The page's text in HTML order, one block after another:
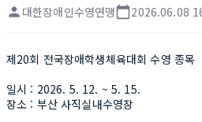
대한장애인수영연맹 2026.06.08
제20회 전국장애학생체육대회 수영 종목
일시 : 2026. 5. 12. ~ 5. 15.
장소 : 부산 사직실내수영장